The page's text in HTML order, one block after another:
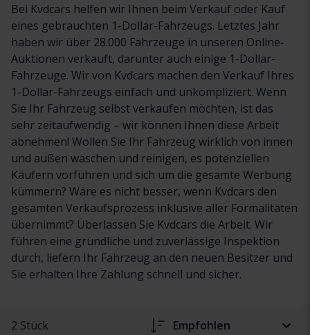
Bei Kvdcars helfen wir Ihnen beim Verkauf oder Kauf
eines gebrauchten 1-Dollar-Fahrzeugs. Letztes Jahr
haben wir über 28.000 Fahrzeuge in unseren Online-
Auktionen verkauft, darunter auch einige 1-Dollar-
Fahrzeuge. Wir von Kvdcars machen den Verkauf Ihres
1-Dollar-Fahrzeugs einfach und unkompliziert. Wenn
Sie Ihr Fahrzeug selbst verkaufen möchten, ist das
sehr zeitaufwendig – wir können Ihnen diese Arbeit
abnehmen! Wollen Sie Ihr Fahrzeug wirklich von innen
und außen waschen und reinigen, es potenziellen
Käufern vorführen und sich um die gesamte Werbung
kümmern? Wäre es nicht besser, wenn Kvdcars den
gesamten Verkaufsprozess inklusive aller Formalitäten
übernimmt? Überlassen Sie Kvdcars die Arbeit. Wir
führen eine gründliche und zuverlässige Inspektion
durch, liefern Ihr Fahrzeug an den neuen Besitzer und
Sie erhalten Ihre Zahlung schnell und sicher.
2 Stück Empfohlen